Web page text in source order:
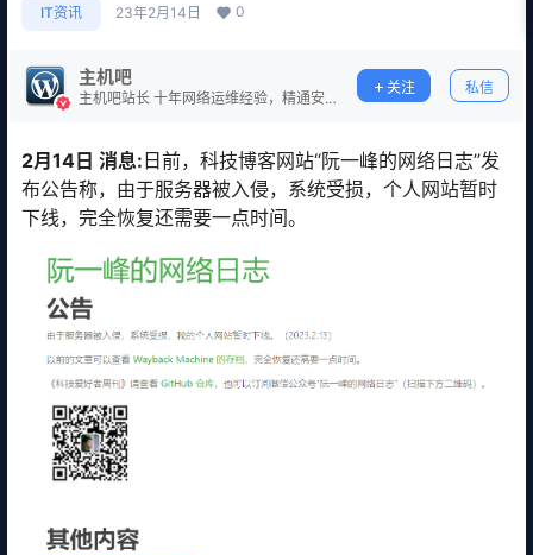
IT资讯 23年2月14日 0
主机吧
主机吧站长 十年网络运维经验，精通安
关注 私信
2月14日 消息:日前，科技博客网站“阮一峰的网络日志”发
布公告称，由于服务器被入侵，系统受损，个人网站暂时
下线，完全恢复还需要一点时间。